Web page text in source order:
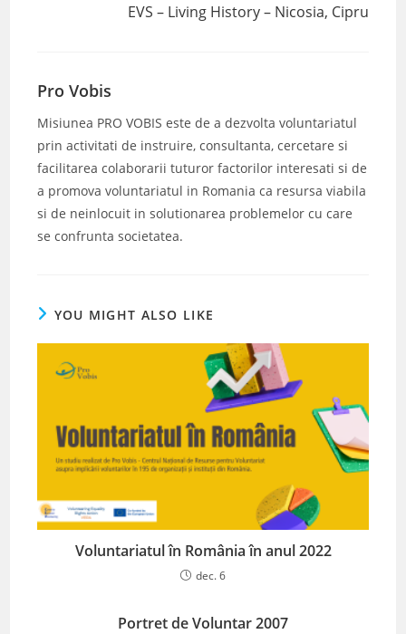
EVS – Living History – Nicosia, Cipru
Pro Vobis
Misiunea PRO VOBIS este de a dezvolta voluntariatul
prin activitati de instruire, consultanta, cercetare si
facilitarea colaborarii tuturor factorilor interesati si de
a promova voluntariatul in Romania ca resursa viabila
si de neinlocuit in solutionarea problemelor cu care
se confrunta societatea.
YOU MIGHT ALSO LIKE
Voluntariatul în România în anul 2022
dec. 6
Portret de Voluntar 2007